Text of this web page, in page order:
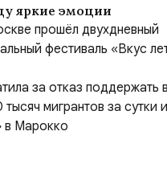
яркие эмоции
прошёл двухдневный
фестиваль «Вкус